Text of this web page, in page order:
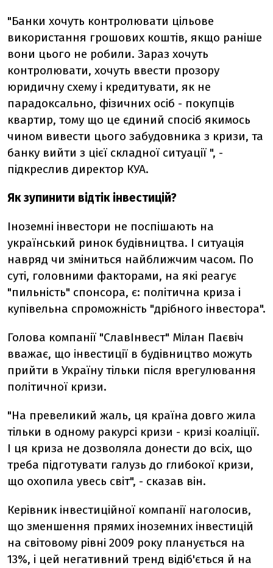
"Банки хочуть контролювати цільове
використання грошових коштів, якщо раніше
вони цього не робили. Зараз хочуть
контролювати, хочуть ввести прозору
юридичну схему і кредитувати, як не
парадоксально, фізичних осіб - покупців
квартир, тому що це єдиний спосіб якимось
чином вивести цього забудовника з кризи, та
банку вийти з цієї складної ситуації ", -
підкреслив директор КУА.
Як зупинити відтік інвестицій?
Іноземні інвестори не поспішають на
український ринок будівництва. І ситуація
навряд чи зміниться найближчим часом. По
суті, головними факторами, на які реагує
"пильність" спонсора, є: політична криза і
купівельна спроможність "дрібного інвестора".
Голова компанії "СлавІнвест" Мілан Паєвіч
вважає, що інвестиції в будівництво можуть
прийти в Україну тільки після врегулювання
політичної кризи.
"На превеликий жаль, ця країна довго жила
тільки в одному ракурсі кризи - кризі коаліції.
І ця криза не дозволяла донести до всіх, що
треба підготувати галузь до глибокої кризи,
що охопила увесь світ", - сказав він.
Керівник інвестиційної компанії наголосив,
що зменшення прямих іноземних інвестицій
на світовому рівні 2009 року планується на
13%, і цей негативний тренд відіб'ється й на